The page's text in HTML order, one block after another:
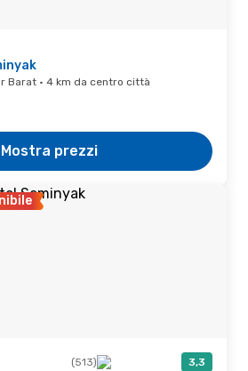
Barat · 4 km da centro città
Mostra prezzi
(513) 3,3